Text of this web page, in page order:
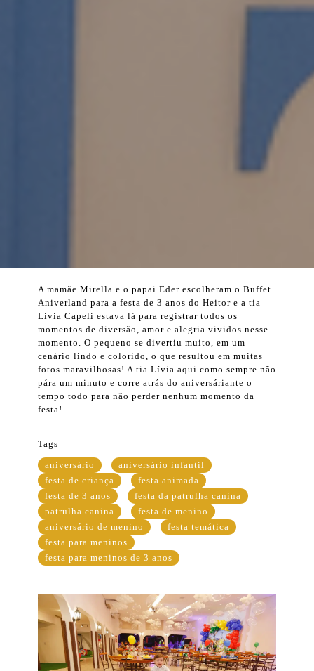
A mamãe Mirella e o papai Eder escolheram o Buffet
Aniverland para a festa de 3 anos do Heitor e a tia
Livia Capeli estava lá para registrar todos os
momentos de diversão, amor e alegria vividos nesse
momento. O pequeno se divertiu muito, em um
cenário lindo e colorido, o que resultou em muitas
fotos maravilhosas! A tia Lívia aqui como sempre não
pára um minuto e corre atrás do aniversáriante o
tempo todo para não perder nenhum momento da
festa!
Tags
aniversário
aniversário infantil
festa de criança
festa animada
festa de 3 anos
festa da patrulha canina
patrulha canina
festa de menino
aniversário de menino
festa temática
festa para meninos
festa para meninos de 3 anos